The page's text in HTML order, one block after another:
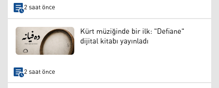
2 saat önce
Kürt müziğinde bir ilk: "Defiane"
dijital kitabı yayınladı
2 saat önce